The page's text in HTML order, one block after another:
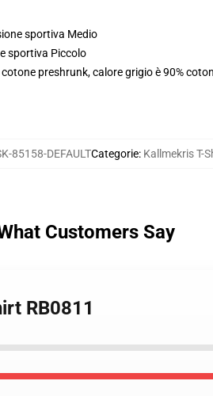
sportiva Medio
sportiva Piccolo
preshrunk, calore grigio è 90%
85158-DEFAULTCategorie: Kallmekris T-
Customers Say
RB0811